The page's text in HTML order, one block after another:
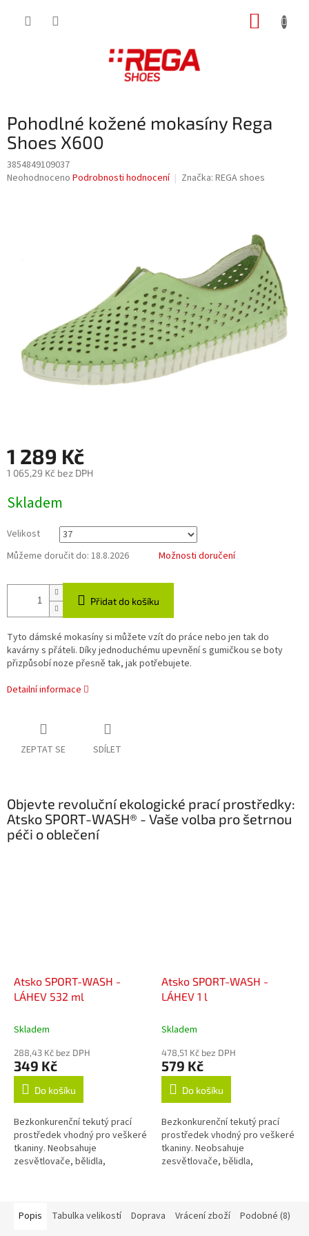
Pohodlné kožené mokasíny Rega
Shoes X600
3854849109037
Průměrné
Neohodnoceno Podrobnosti hodnocení Značka: REGA shoes
1 289 Kč
1 065,29 Kč bez DPH
cena:
Skladem
Velikost
Můžeme doručit do: 18.8.2026 Možnosti doručení
Přidat do košíku
Tyto dámské mokasíny si můžete vzít do práce nebo jen tak do
kavárny s přáteli. Díky jednoduchému upevnění s gumičkou se boty
přizpůsobí noze přesně tak, jak potřebujete.
Detailní informace
ZEPTAT SE SDÍLET
Objevte revoluční ekologické prací prostředky:
Atsko SPORT-WASH® - Vaše volba pro šetrnou
péči o oblečení
Atsko SPORT-WASH -
LÁHEV 532 ml
Skladem
288,43 Kč bez DPH
349 Kč
Do košíku
Bezkonkurenční tekutý prací
prostředek vhodný pro veškeré
tkaniny. Neobsahuje
zesvětlovače, bělidla,
Atsko SPORT-WASH -
LÁHEV 1 l
Skladem
478,51 Kč bez DPH
579 Kč
Do košíku
Bezkonkurenční tekutý prací
prostředek vhodný pro veškeré
tkaniny. Neobsahuje
zesvětlovače, bělidla,
Popis
Tabulka velikostí Doprava Vrácení zboží Podobné (8)